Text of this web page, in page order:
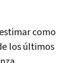
como
los últimos